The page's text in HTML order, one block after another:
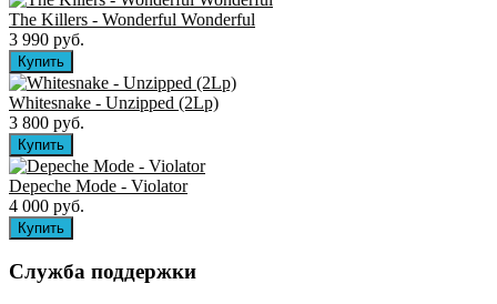
The Killers ‎- Wonderful Wonderful
3 990 руб.
Whitesnake - Unzipped (2Lp)
3 800 руб.
Depeche Mode - Violator
4 000 руб.
Служба поддержки